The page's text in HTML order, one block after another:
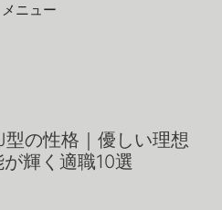
メニュー
型の性格｜優しい理想
輝く適職10選